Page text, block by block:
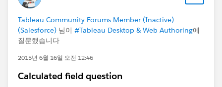
Tableau Community Forums Member (Inactive)
(Salesforce) 님이 #Tableau Desktop & Web Authoring에
질문했습니다
2015년 6월 16일 오전 12:46
Calculated field question